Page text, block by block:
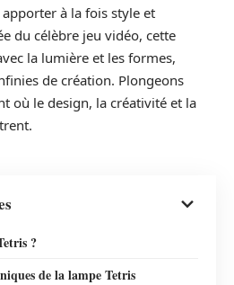
à la fois style et
du célèbre jeu vidéo, cette
la lumière et les formes,
de création. Plongeons
où le design, la créativité et la
?
de la lampe Tetris